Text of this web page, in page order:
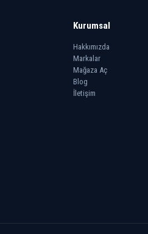
Kurumsal
Hakkımızda
Markalar
Mağaza Aç
Blog
İletişim